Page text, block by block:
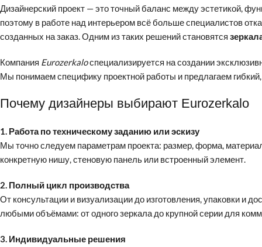
Дизайнерский проект — это точный баланс между эстетикой,
поэтому в работе над интерьером всё больше специалистов
созданных на заказ. Одним из таких решений становятся
Компания Eurozerkaloспециализируется на создании
Мы понимаем специфику проектной работы и предлагаем
Почему дизайнеры выбирают Eurozerkalo
1. Работа по техническому заданию или эскизу
Мы точно следуем параметрам проекта: размер, форма,
конкретную нишу, стеновую панель или встроенный элемент.
2. Полный цикл производства
От консультации и визуализации до изготовления, упаковки и
любыми объёмами: от одного зеркала до крупной серии для
3. Индивидуальные решения